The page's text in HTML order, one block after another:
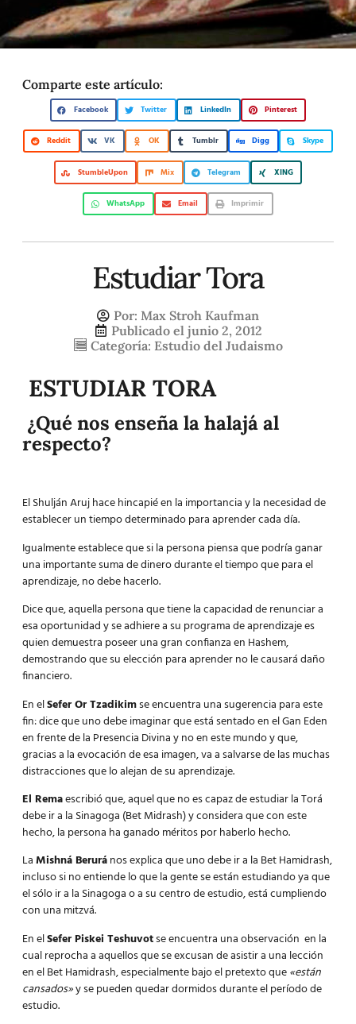
Comparte este artículo:
Facebook Twitter LinkedIn Pinterest
Reddit VK OK Tumblr Digg Skype
StumbleUpon Mix Telegram XING
WhatsApp Email Imprimir
Estudiar Tora
Por: Max Stroh Kaufman
Publicado el junio 2, 2012
Categoría: Estudio del Judaismo
ESTUDIAR TORA
¿Qué nos enseña la halajá al
respecto?
ElShulján Arujhace hincapié en la importancia y la necesidad de
establecer un tiempo determinado para aprender cada día.
Igualmente establece que si la persona piensa que podría ganar
una importante suma de dinero durante el tiempo que para el
aprendizaje, no debe hacerlo.
Dice que, aquella persona que tiene la capacidad de renunciar a
esa oportunidad y se adhiere a su programa de aprendizaje es
quien demuestra poseer una gran confianza en Hashem,
demostrando que su elección para aprender no le causará daño
financiero.
En elSefer Or Tzadikimse encuentra una sugerencia para este
fin: dice que uno debe imaginar que está sentado en el Gan Eden
en frente de la Presencia Divina y no en este mundo y que,
gracias a la evocación de esa imagen, va a salvarse de las muchas
distracciones que lo alejan de su aprendizaje.
El Remaescribió que, aquel que no es capaz deestudiar la Torá
debe ir a la Sinagoga (Bet Midrash) y considera que con este
hecho, la persona ha ganado méritos por haberlo hecho.
LaMishná Berurános explica que uno debe ir a la Bet Hamidrash,
incluso si no entiende lo que la gente se están estudiando ya que
el sólo ir a la Sinagoga o a su centro de estudio, está cumpliendo
con una mitzvá.
En elSefer Piskei Teshuvotse encuentra una observación en la
cual reprocha a aquellos que se excusan de asistir a una lección
en el Bet Hamidrash, especialmente bajo el pretexto que«están
cansados»y se pueden quedar dormidos durante el período de
estudio.